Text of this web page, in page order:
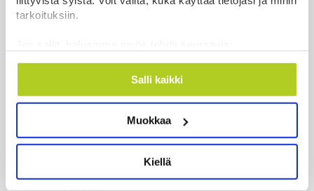
tarkoituksiin.
Kerätä tietoja maantieteellisestä sijainnistasi,
mahdollisesti muutaman metrin tarkkuudella
ominaispiirteitä aktiivisesti (sormenjäljen
Lue lisää siitä, miten henkilötietojasi käsitellään ja miten
suostumustasi tai peruuttaa sen milloin vain
evästeilmoituksessa.
Salli kaikki
Muokkaa
Kiellä
somehaittojen vuoksi puoli miljardia dollaria
Uutiset | 7.8.2026 6:52
Venezuelassa neuvottelut siirtymävaiheesta
alkoivat opposition ja väliaikaishallinnon välillä
Toistakymmentä siviiliä haavoittui huthien iskussa
Saudi-Arabiaan